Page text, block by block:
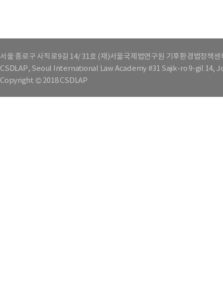
서울 종로구 사직로9길 14/ 31호 (재)서울국제법연구원 기후환경법정책센
CSDLAP, Seoul International Law Academy #31 Sajik-ro 9-gil
Copyright © 2018 CSDLAP